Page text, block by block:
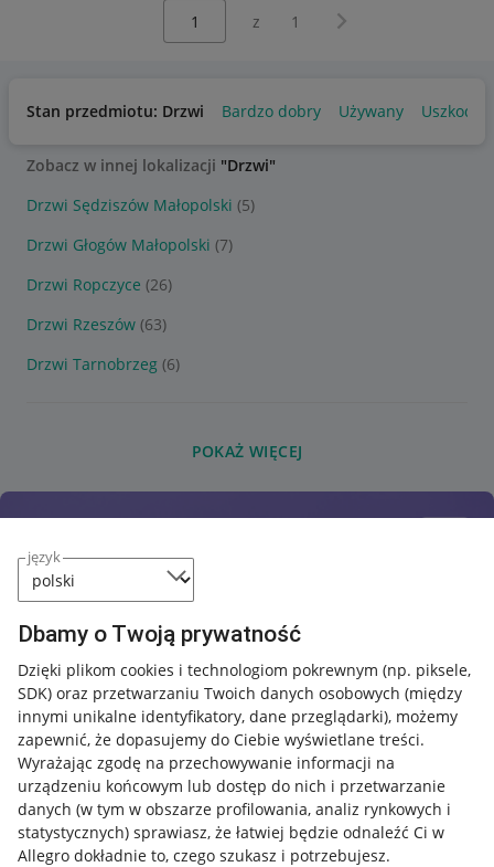
język
Dbamy o Twoją prywatność
Dzięki plikom cookies i technologiom pokrewnym (np. piksele,
SDK) oraz przetwarzaniu Twoich danych osobowych (między
innymi unikalne identyfikatory, dane przeglądarki), możemy
zapewnić, że dopasujemy do Ciebie wyświetlane treści.
Wyrażając zgodę na przechowywanie informacji na
urządzeniu końcowym lub dostęp do nich i przetwarzanie
danych (w tym w obszarze profilowania, analiz rynkowych i
statystycznych) sprawiasz, że łatwiej będzie odnaleźć Ci w
Allegro dokładnie to, czego szukasz i potrzebujesz.
z 1 Następna strona
Stan przedmiotu: Drzwi Bardzo dobry Używany
Zobacz w innej lokalizacji "Drzwi"
Drzwi Sędziszów Małopolski (5)
Drzwi Głogów Małopolski (7)
Drzwi Ropczyce (26)
Drzwi Rzeszów (63)
Drzwi Tarnobrzeg (6)
POKAŻ WIĘCEJ